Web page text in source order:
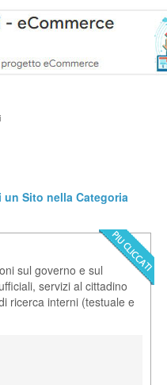
Sito nella Categoria
sul governo e sul
servizi al cittadino
ricerca interni (testuale e